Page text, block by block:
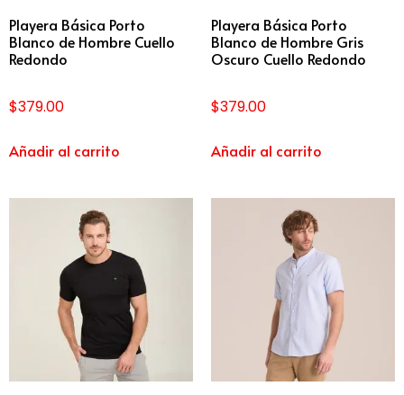
Playera Básica Porto
Blanco de Hombre Cuello
Redondo
$379.00
Añadir al carrito
Playera Básica Porto
Blanco de Hombre Gris
Oscuro Cuello Redondo
$379.00
Añadir al carrito